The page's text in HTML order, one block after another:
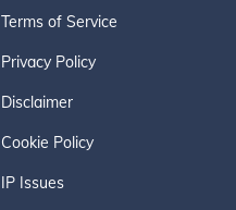
Terms of Service
Privacy Policy
Disclaimer
Cookie Policy
IP Issues